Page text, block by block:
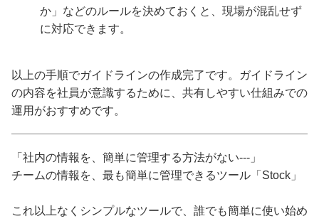
か」などのルールを決めておくと、現場が混乱せず
に対応できます。
以上の手順でガイドラインの作成完了です。ガイドライン
の内容を社員が意識するために、共有しやすい仕組みでの
運用がおすすめです。
「社内の情報を、簡単に管理する方法がない---」
チームの情報を、最も簡単に管理できるツール「Stock」
これ以上なくシンプルなツールで、誰でも簡単に使い始め